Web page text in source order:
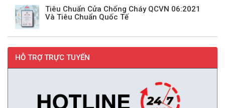
Tiêu Chuẩn Cửa Chống Cháy QCVN 06:2021
Và Tiêu Chuẩn Quốc Tế
HỖ TRỢ TRỰC TUYẾN